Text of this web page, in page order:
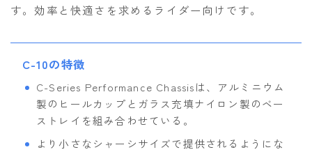
す。効率と快適さを求めるライダー向けです。
C-10の特徴
C-Series Performance Chassisは、アルミニウム
製のヒールカップとガラス充填ナイロン製のベー
ストレイを組み合わせている。
より小さなシャーシサイズで提供されるようにな